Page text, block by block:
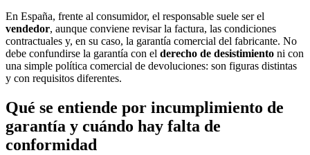
En España, frente al consumidor, el responsable suele ser el
vendedor, aunque conviene revisar la factura, las condiciones
contractuales y, en su caso, la garantía comercial del fabricante. No
debe confundirse la garantía con el derecho de desistimiento ni con
una simple política comercial de devoluciones: son figuras distintas
y con requisitos diferentes.
Qué se entiende por incumplimiento de
garantía y cuándo hay falta de
conformidad